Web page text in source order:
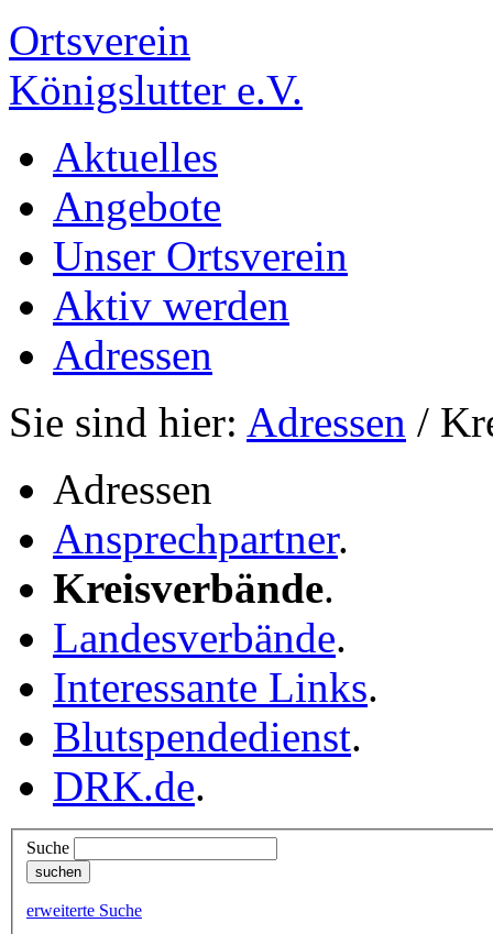
Ortsverein
Königslutter e.V.
Aktuelles
Angebote
Unser Ortsverein
Aktiv werden
Adressen
Sie sind hier: Adressen /
Adressen
Ansprechpartner.
Kreisverbände.
Landesverbände.
Interessante Links.
Blutspendedienst.
DRK.de.
Suche
erweiterte Suche